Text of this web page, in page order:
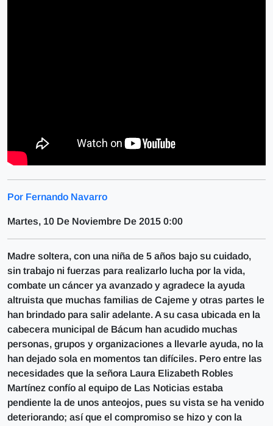
Por Fernando Navarro
Martes, 10 De Noviembre De 2015 0:00
Madre soltera, con una niña de 5 años bajo su cuidado,
sin trabajo ni fuerzas para realizarlo lucha por la vida,
combate un cáncer ya avanzado y agradece la ayuda
altruista que muchas familias de Cajeme y otras partes le
han brindado para salir adelante. A su casa ubicada en la
cabecera municipal de Bácum han acudido muchas
personas, grupos y organizaciones a llevarle ayuda, no la
han dejado sola en momentos tan difíciles. Pero entre las
necesidades que la señora Laura Elizabeth Robles
Martínez confío al equipo de Las Noticias estaba
pendiente la de unos anteojos, pues su vista se ha venido
deteriorando; así que el compromiso se hizo y con la